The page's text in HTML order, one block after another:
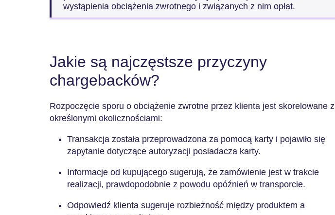
wystąpienia obciążenia zwrotnego i związanych z nim opłat.
Jakie są najczęstsze przyczyny
chargebacków?
Rozpoczęcie sporu o obciążenie zwrotne przez klienta jest skorelowane z
określonymi okolicznościami:
Transakcja została przeprowadzona za pomocą karty i pojawiło się
zapytanie dotyczące autoryzacji posiadacza karty.
Informacje od kupującego sugerują, że zamówienie jest w trakcie
realizacji, prawdopodobnie z powodu opóźnień w transporcie.
Odpowiedź klienta sugeruje rozbieżność między produktem a